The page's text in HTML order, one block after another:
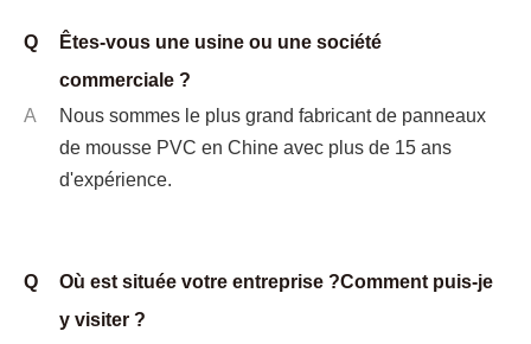
Q
Êtes-vous une usine ou une société
commerciale ?
A
Nous sommes le plus grand fabricant de panneaux
de mousse PVC en Chine avec plus de 15 ans
d'expérience.
Q
Où est située votre entreprise ?Comment puis-je
y visiter ?